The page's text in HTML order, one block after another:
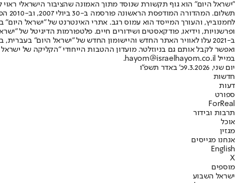
"ישראל היום" הוא גוף תקשורת שנוסד מתוך האמונה שהציבור הישראלי ראוי
ופרשנויות, וידיאו, פודקאסטים ושידורים חיים. פלטפורמות הדיגיטל של
ב-2021 עלו לאוויר האתר החדש והיישומון החדש של "ישראל היום"
ואפשר לקבל אותם גם בניוזלטר. מועדון ההטבות הייחודי "הקליקה של
במייל hayom@israelhayom.co.il.
יום שני, 9.3.2026
כ' באדר תשפ"ו
חדשות
דעות
ספורט
ForReal
תרבות ובידור
אוכל
מגזין
אנחנו מגייסים
English
X
מוספים
ישראל השבוע